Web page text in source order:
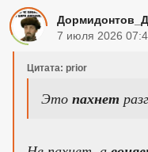
7 июля 2026
Цитата: prior
Это пахнет